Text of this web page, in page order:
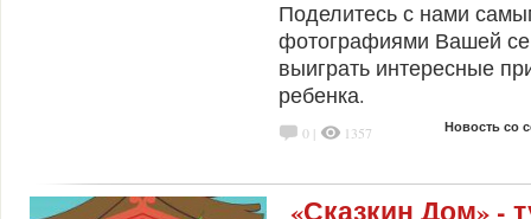
Поделитесь с нами
фотографиями Вашей
выиграть интересные
ребенка.
0 | 1357 Новость со